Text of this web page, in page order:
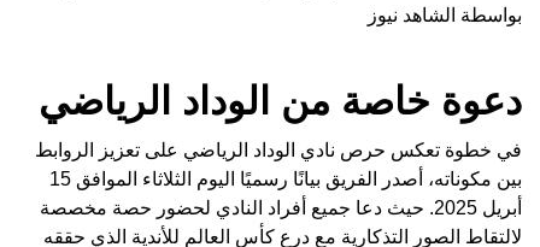
بواسطة الشاهد نيوز
دعوة خاصة من الوداد الرياضي
في خطوة تعكس حرص نادي الوداد الرياضي على تعزيز الروابط
بين مكوناته، أصدر الفريق بيانًا رسميًا اليوم الثلاثاء الموافق 15
أبريل 2025. حيث دعا جميع أفراد النادي لحضور حصة مخصصة
لالتقاط الصور التذكارية مع درع كأس العالم للأندية الذي حققه